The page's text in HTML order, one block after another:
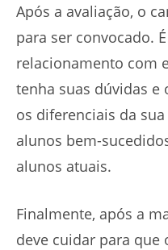
Após a avaliação, o
para ser convocado.
relacionamento com
tenha suas dúvidas e
os diferenciais da sua
alunos bem-
alunos atuais.
Finalmente, após a
deve cuidar para que